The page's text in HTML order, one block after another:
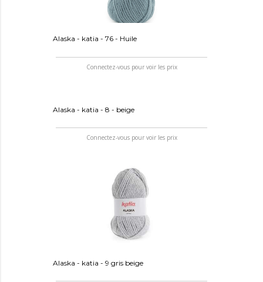
Alaska - katia - 76 - Huile
Connectez-vous pour voir les prix
Alaska - katia - 8 - beige
Connectez-vous pour voir les prix
Alaska - katia - 9 gris beige